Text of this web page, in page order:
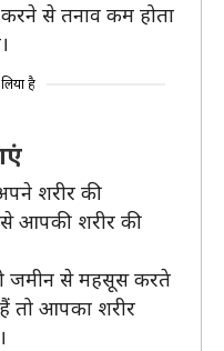
से तनाव कम होता
है
शरीर की
आपकी शरीर की
जमीन से महसूस करते
तो आपका शरीर